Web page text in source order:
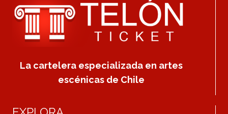
La cartelera especializada en artes
escénicas de Chile